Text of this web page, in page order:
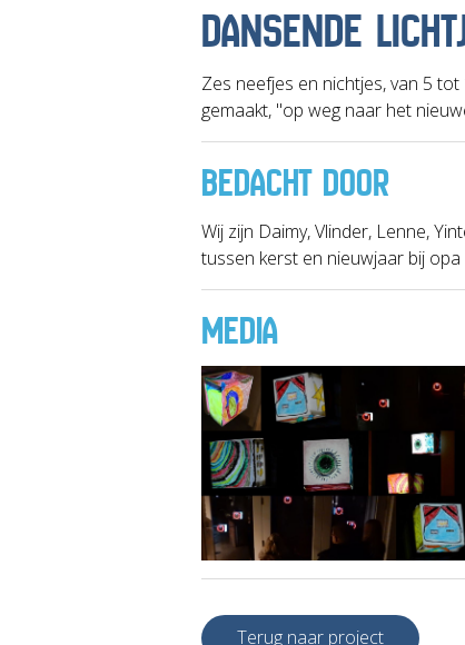
DANSENDE
Zes neefjes en nichtjes, van 5
gemaakt, "op weg naar het
BEDACHT DOOR
Wij zijn Daimy, Vlinder, Lenne,
tussen kerst en nieuwjaar bij
MEDIA
Terug naar project